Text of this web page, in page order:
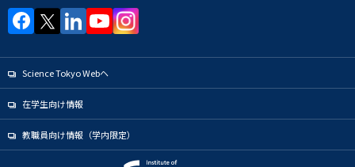
Science Tokyo Webヘ
在学生向け情報
教職員向け情報（学内限定）